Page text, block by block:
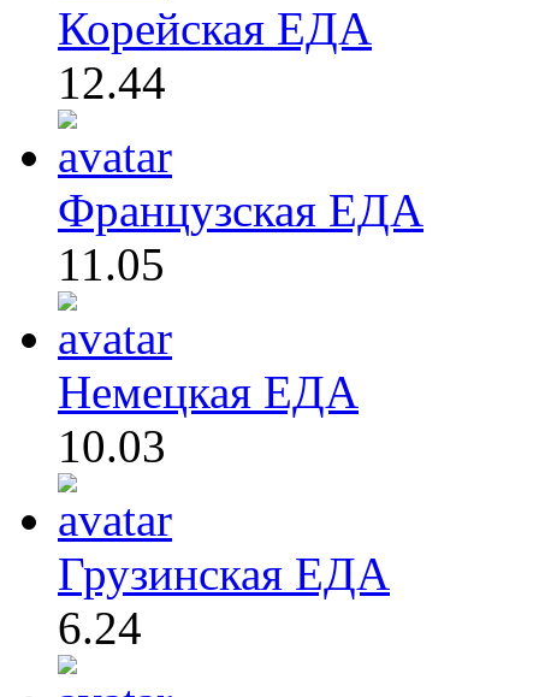
Корейская ЕДА
12.44
Французская ЕДА
11.05
Немецкая ЕДА
10.03
Грузинская ЕДА
6.24